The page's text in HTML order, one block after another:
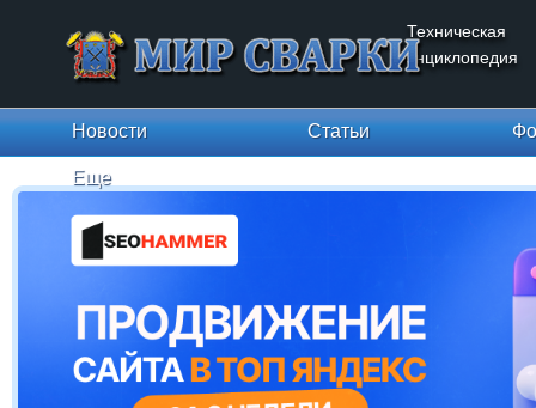
Техническая
энциклопедия
Новости Статьи
Еще